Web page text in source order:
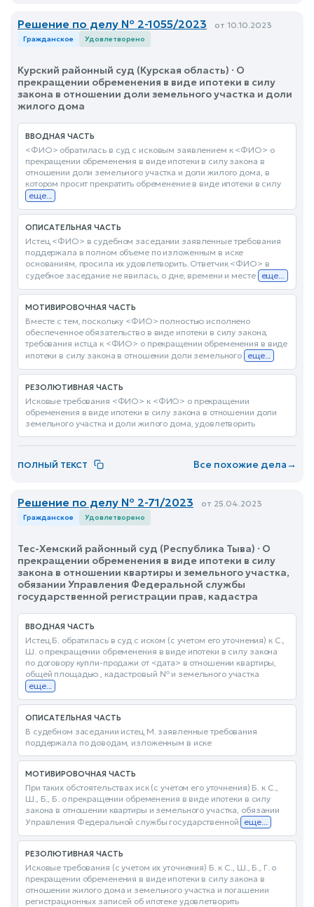
Решение по делу № 2-1055/2023 от 10.10.2023
Гражданское Удовлетворено
Курский районный суд (Курская область) · О
прекращении обременения в виде ипотеки в силу
закона в отношении доли земельного участка и доли
жилого дома
ВВОДНАЯ ЧАСТЬ
<ФИО> обратилась в суд с исковым заявлением к <ФИО> о
прекращении обременения в виде ипотеки в силу закона в
отношении доли земельного участка и доли жилого дома, в
котором просит прекратить обременение в виде ипотеки в силу
еще...
ОПИСАТЕЛЬНАЯ ЧАСТЬ
Истец <ФИО> в судебном заседании заявленные требования
поддержала в полном объеме по изложенным в иске
основаниям, просила их удовлетворить. Ответчик <ФИО> в
судебное заседание не явилась, о дне, времени и месте еще...
МОТИВИРОВОЧНАЯ ЧАСТЬ
Вместе с тем, поскольку <ФИО> полностью исполнено
обеспеченное обязательство в виде ипотеки в силу закона,
требования истца к <ФИО> о прекращении обременения в виде
ипотеки в силу закона в отношении доли земельного еще...
РЕЗОЛЮТИВНАЯ ЧАСТЬ
Исковые требования <ФИО> к <ФИО> о прекращении
обременения в виде ипотеки в силу закона в отношении доли
земельного участка и доли жилого дома, удовлетворить
ПОЛНЫЙ ТЕКСТ Все похожие дела→
Решение по делу № 2-71/2023 от 25.04.2023
Гражданское Удовлетворено
Тес-Хемский районный суд (Республика Тыва) · О
прекращении обременения в виде ипотеки в силу
закона в отношении квартиры и земельного участка,
обязании Управления Федеральной службы
государственной регистрации прав, кадастра
ВВОДНАЯ ЧАСТЬ
Истец Б. обратилась в суд с иском (с учетом его уточнения) к С.,
Ш. о прекращении обременения в виде ипотеки в силу закона
по договору купли-продажи от <дата> в отношении квартиры,
общей площадью , кадастровый № и земельного участка
еще...
ОПИСАТЕЛЬНАЯ ЧАСТЬ
В судебном заседании истец М. заявленные требования
поддержала по доводам, изложенным в иске
МОТИВИРОВОЧНАЯ ЧАСТЬ
При таких обстоятельствах иск (с учетом его уточнения) Б. к С.,
Ш., Б., Б. о прекращении обременения в виде ипотеки в силу
закона в отношении квартиры и земельного участка, обязании
Управления Федеральной службы государственной еще...
РЕЗОЛЮТИВНАЯ ЧАСТЬ
Исковые требования (с учетом их уточнения) Б. к С., Ш., Б., Г. о
прекращении обременения в виде ипотеки в силу закона в
отношении жилого дома и земельного участка и погашении
регистрационных записей об ипотеке удовлетворить